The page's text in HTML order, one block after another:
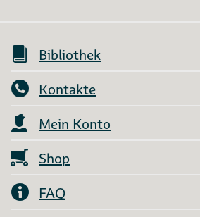
Bibliothek
Kontakte
Mein Konto
Shop
FAQ